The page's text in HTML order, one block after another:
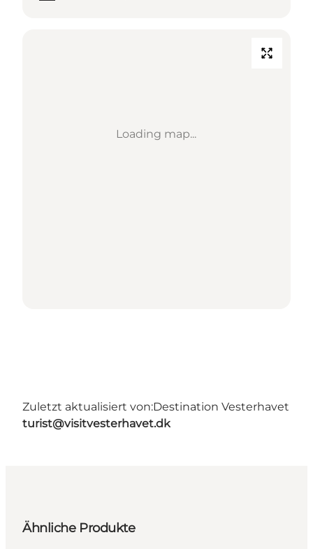
Loading map...
Zuletzt aktualisiert von:Destination Vesterhavet
turist@visitvesterhavet.dk
Ähnliche Produkte